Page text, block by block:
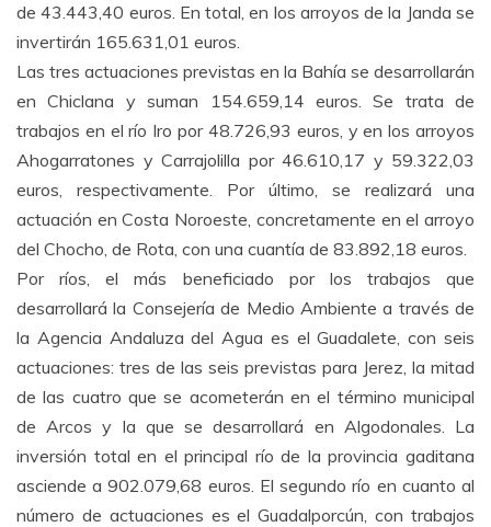
de 43.443,40 euros. En total, en los arroyos de la Janda se
invertirán 165.631,01 euros.
Las tres actuaciones previstas en la Bahía se desarrollarán
en Chiclana y suman 154.659,14 euros. Se trata de
trabajos en el río Iro por 48.726,93 euros, y en los arroyos
Ahogarratones y Carrajolilla por 46.610,17 y 59.322,03
euros, respectivamente. Por último, se realizará una
actuación en Costa Noroeste, concretamente en el arroyo
del Chocho, de Rota, con una cuantía de 83.892,18 euros.
Por ríos, el más beneficiado por los trabajos que
desarrollará la Consejería de Medio Ambiente a través de
la Agencia Andaluza del Agua es el Guadalete, con seis
actuaciones: tres de las seis previstas para Jerez, la mitad
de las cuatro que se acometerán en el término municipal
de Arcos y la que se desarrollará en Algodonales. La
inversión total en el principal río de la provincia gaditana
asciende a 902.079,68 euros. El segundo río en cuanto al
número de actuaciones es el Guadalporcún, con trabajos